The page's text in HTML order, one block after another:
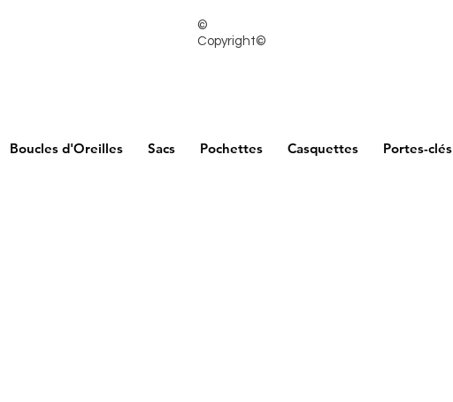
©
Copyright©
Boucles d'Oreilles Sacs Pochettes Casquettes Portes-clés